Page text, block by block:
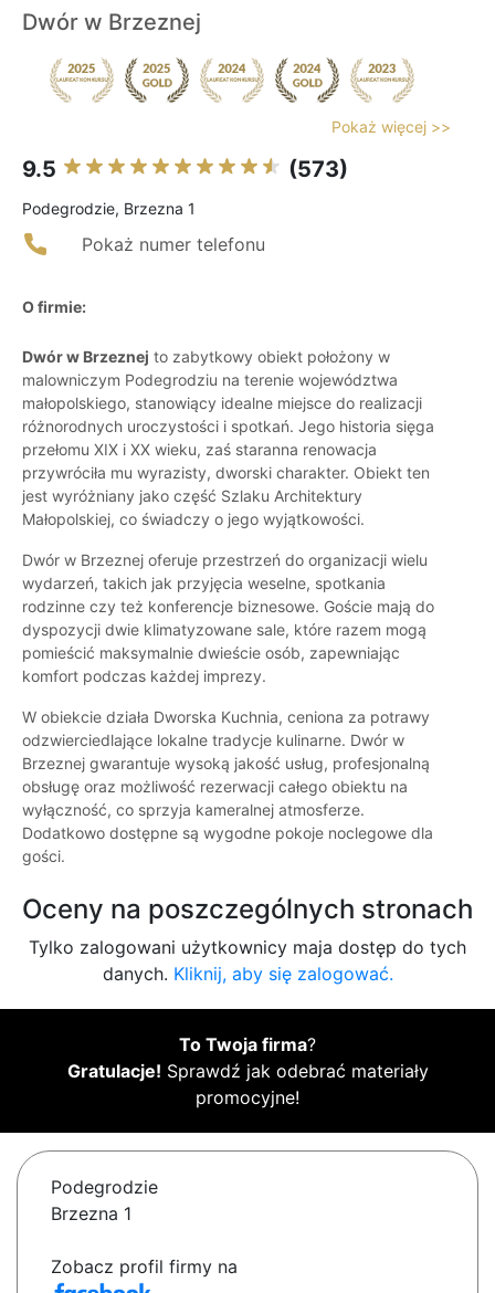
Dwór w Brzeznej
Pokaż więcej >>
9.5 (573)
Podegrodzie, Brzezna 1
Pokaż numer telefonu
O firmie:
Dwór w Brzeznej to zabytkowy obiekt położony w
malowniczym Podegrodziu na terenie województwa
małopolskiego, stanowiący idealne miejsce do realizacji
różnorodnych uroczystości i spotkań. Jego historia sięga
przełomu XIX i XX wieku, zaś staranna renowacja
przywróciła mu wyrazisty, dworski charakter. Obiekt ten
jest wyróżniany jako część Szlaku Architektury
Małopolskiej, co świadczy o jego wyjątkowości.
Dwór w Brzeznej oferuje przestrzeń do organizacji wielu
wydarzeń, takich jak przyjęcia weselne, spotkania
rodzinne czy też konferencje biznesowe. Goście mają do
dyspozycji dwie klimatyzowane sale, które razem mogą
pomieścić maksymalnie dwieście osób, zapewniając
komfort podczas każdej imprezy.
W obiekcie działa Dworska Kuchnia, ceniona za potrawy
odzwierciedlające lokalne tradycje kulinarne. Dwór w
Brzeznej gwarantuje wysoką jakość usług, profesjonalną
obsługę oraz możliwość rezerwacji całego obiektu na
wyłączność, co sprzyja kameralnej atmosferze.
Dodatkowo dostępne są wygodne pokoje noclegowe dla
gości.
Oceny na poszczególnych stronach
Tylko zalogowani użytkownicy maja dostęp do tych
danych. Kliknij, aby się zalogować.
To Twoja firma?
Gratulacje! Sprawdź jak odebrać materiały
promocyjne!
Podegrodzie
Brzezna 1
Zobacz profil firmy na